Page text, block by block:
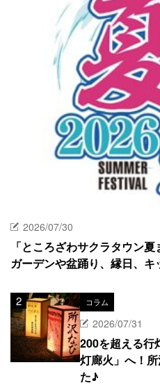
2026/07/30
「ところざわサクラタウン
ガーデンや盆踊り、縁日、キ
コラム
2026/07/31
200を超える行
灯廊火」へ！
た♪